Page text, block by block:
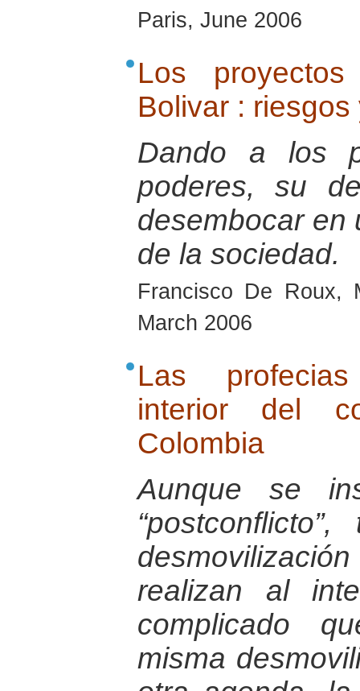
Paris, June 2006
Los
Bolivar :
Dando a los
poderes, su
desembocar en
de la sociedad.
Francisco De Roux,
March 2006
Las
interior del
Colombia
Aunque se
realizan al
complicado
misma